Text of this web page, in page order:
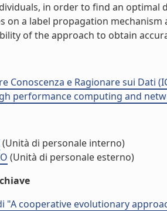
in order to find an optimal
on a label propagation
of the approach to obtain
Conoscenza e Ragionare sui Dati
performance computing and
(Unità di personale interno)
(Unità di personale esterno)
"A cooperative evolutionary